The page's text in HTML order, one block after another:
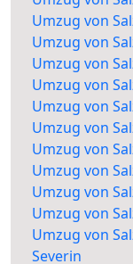
Umzug von
Umzug von
Umzug von
Umzug von
Umzug von
Umzug von
Umzug von
Umzug von
Umzug von
Umzug von
Umzug von
Severin